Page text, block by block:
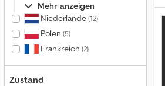
Mehr anzeigen
Niederlande(12)
Polen (5)
Frankreich (2)
Zustand